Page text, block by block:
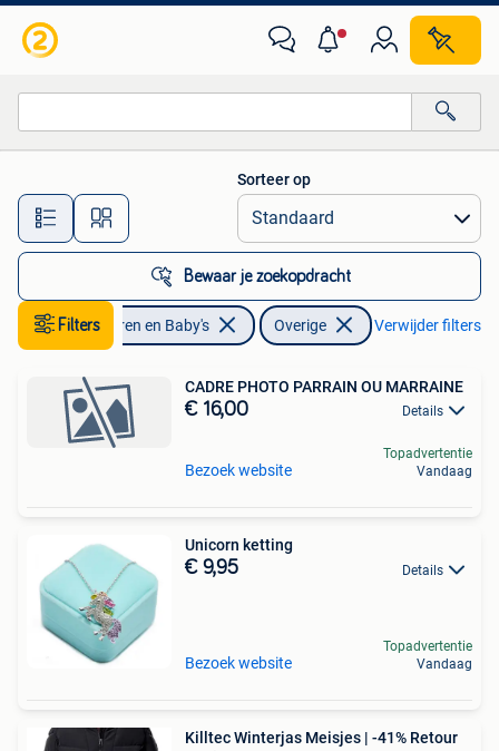
Alle afstanden…
Sorteer op
Bewaar je zoekopdracht
FiltersKinderen en Baby's Overige Verwijder filters
CADRE PHOTO PARRAIN OU MARRAINE
€ 16,00 Details
Bezoek website
Topadvertentie
Vandaag
Unicorn ketting
€ 9,95 Details
Bezoek website
Topadvertentie
Vandaag
Killtec Winterjas Meisjes | -41% Retour